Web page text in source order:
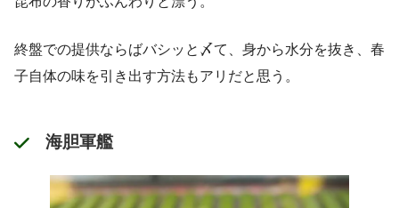
終盤での提供ならばバシッと〆て、身から水分を抜き、春
子自体の味を引き出す方法もアリだと思う。
海胆軍艦